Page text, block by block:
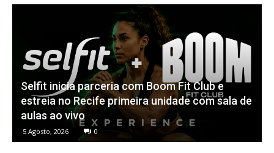
Selfit inicia parceria com Boom Fit Club e
estreia no Recife primeira unidade com sala de
aulas ao vivo
5 Agosto, 2026 0